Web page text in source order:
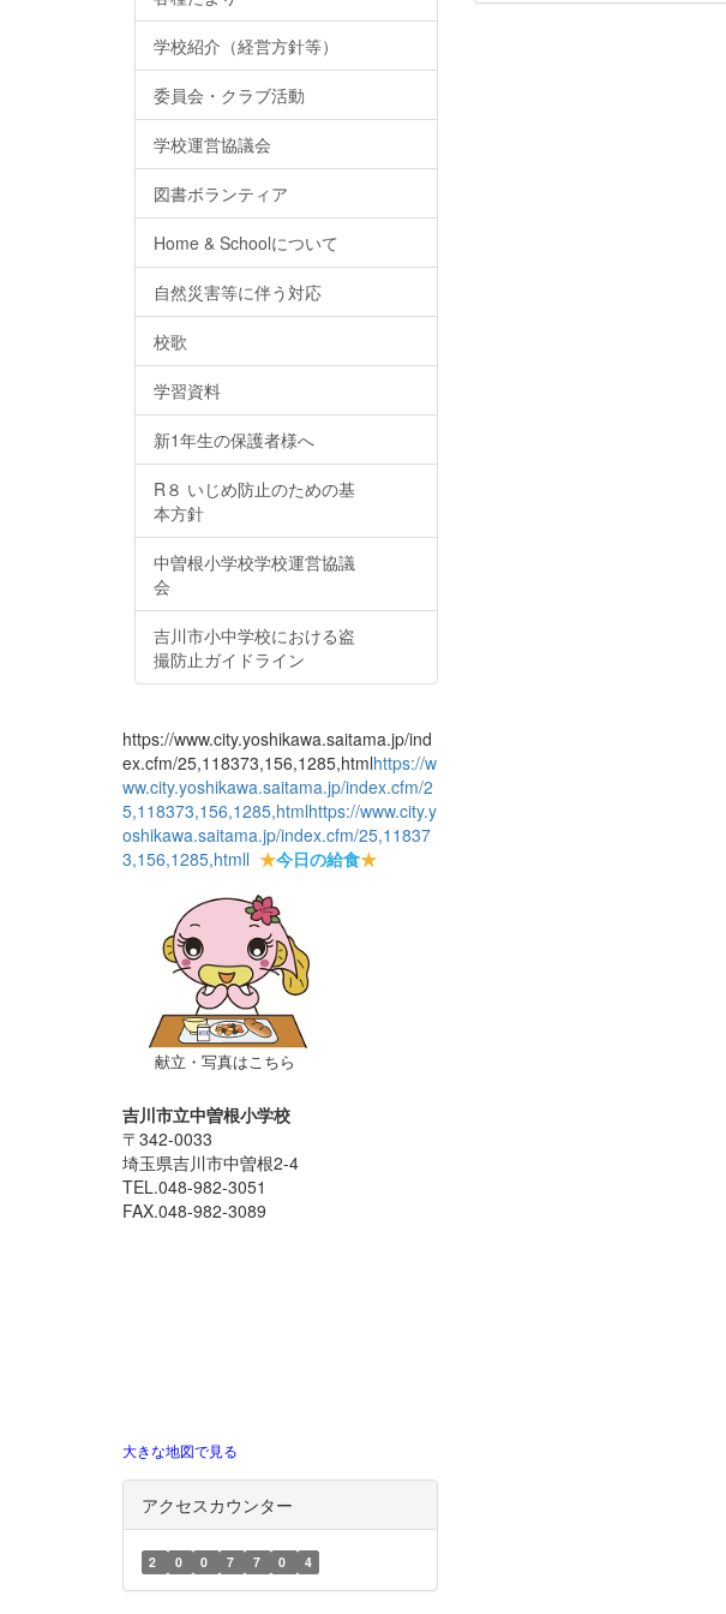
学校紹介（経営方針等）
委員会・クラブ活動
学校運営協議会
図書ボランティア
Home & Schoolについて
自然災害等に伴う対応
校歌
学習資料
新1年生の保護者様へ
R８ いじめ防止のための基
本方針
中曽根小学校学校運営協議
会
吉川市小中学校における盗
撮防止ガイドライン
https://www.city.yoshikawa.saitama.jp/ind
ex.cfm/25,118373,156,1285,htmlhttps://w
ww.city.yoshikawa.saitama.jp/index.cfm/2
5,118373,156,1285,htmlhttps://www.city.y
oshikawa.saitama.jp/index.cfm/25,11837
3,156,1285,htmll ★今日の給食★
献立・写真はこちら
吉川市立中曽根小学校
〒342-0033
埼玉県吉川市中曽根2-4
TEL.048-982-3051
FAX.048-982-3089
大きな地図で見る
アクセスカウンター
2 0 0 7 7 0 4